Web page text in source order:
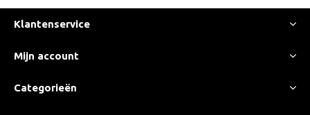
Klantenservice
Mijn account
Categorieën